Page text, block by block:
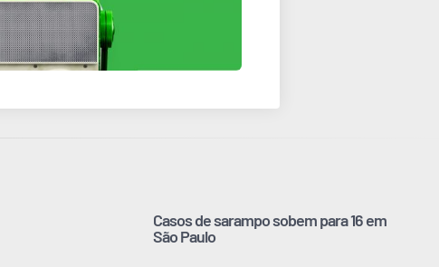
Casos de sarampo sobem para 16 em
São Paulo